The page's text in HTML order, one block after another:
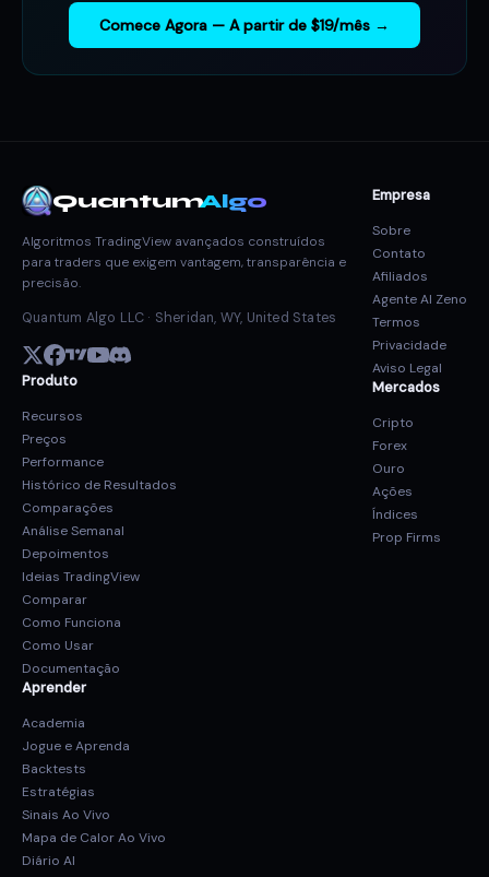
Comece Agora — A partir de $19/mês →
QuantumAlgo
Algoritmos TradingView avançados construídos
para traders que exigem vantagem, transparência e
precisão.
Quantum Algo LLC · Sheridan, WY, United States
Produto
Recursos
Preços
Performance
Histórico de Resultados
Comparações
Análise Semanal
Depoimentos
Ideias TradingView
Comparar
Como Funciona
Como Usar
Documentação
Aprender
Academia
Jogue e Aprenda
Backtests
Estratégias
Sinais Ao Vivo
Mapa de Calor Ao Vivo
Diário AI
Empresa
Sobre
Contato
Afiliados
Agente AI Zeno
Termos
Privacidade
Aviso Legal
Mercados
Cripto
Forex
Ouro
Ações
Índices
Prop Firms